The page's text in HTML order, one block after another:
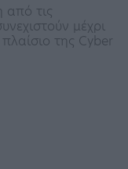
από τις
μέχρι
της Cyber